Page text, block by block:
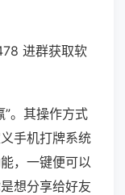
进群获取软
”。其操作方式
手机打牌系统
，一键便可以
想分享给好友